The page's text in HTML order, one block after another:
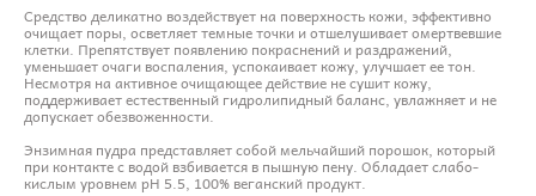
Средство деликатно воздействует на поверхность кожи, эффективно
очищает поры, осветляет темные точки и отшелушивает омертвевшие
клетки. Препятствует появлению покраснений и раздражений,
уменьшает очаги воспаления, успокаивает кожу, улучшает ее тон.
Несмотря на активное очищающее действие не сушит кожу,
поддерживает естественный гидролипидный баланс, увлажняет и не
допускает обезвоженности.
Энзимная пудра представляет собой мельчайший порошок, который
при контакте с водой взбивается в пышную пену. Обладает слабо-
кислым уровнем pH 5.5, 100% веганский продукт.